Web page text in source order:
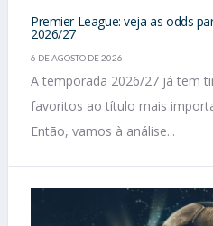
Premier League: veja as odds
2026/27
6 DE AGOSTO DE 2026
A temporada 2026/27 já tem
favoritos ao título mais
Então, vamos à análise...